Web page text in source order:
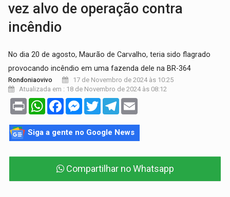
vez alvo de operação contra
incêndio
No dia 20 de agosto, Maurão de Carvalho, teria sido flagrado
provocando incêndio em uma fazenda dele na BR-364
Rondoniaovivo
17 de Novembro de 2024 às 10:25
Atualizada em : 18 de Novembro de 2024 às 08:12
Print WhatsAppFacebookMessenger
TwitterTelegram
Siga a gente no Google News
Compartilhar no Whatsapp